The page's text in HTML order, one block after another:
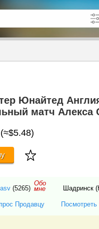
Юнайтед
матч Алекса
(≈$5.48)
asv (5265)
Обо
мне Шадринск
Продавцу